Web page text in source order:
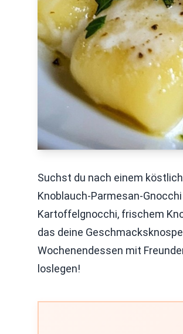
Suchst du nach einem
Knoblauch-Parmesan-
Kartoffelgnocchi, frischem
das deine
Wochenendessen mit
loslegen!